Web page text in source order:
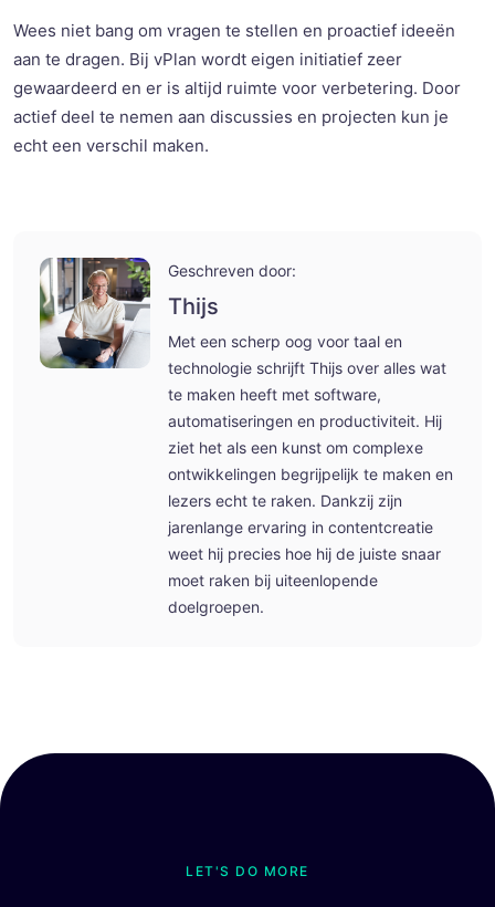
Wees niet bang om vragen te stellen en proactief ideeën
aan te dragen. Bij vPlan wordt eigen initiatief zeer
gewaardeerd en er is altijd ruimte voor verbetering. Door
actief deel te nemen aan discussies en projecten kun je
echt een verschil maken.
Geschreven door:
Thijs
Met een scherp oog voor taal en
technologie schrijft Thijs over alles wat
te maken heeft met software,
automatiseringen en productiviteit. Hij
ziet het als een kunst om complexe
ontwikkelingen begrijpelijk te maken en
lezers echt te raken. Dankzij zijn
jarenlange ervaring in contentcreatie
weet hij precies hoe hij de juiste snaar
moet raken bij uiteenlopende
doelgroepen.
LET'S DO MORE